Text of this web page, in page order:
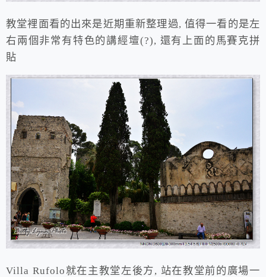
教堂裡面看的出來是近期重新整理過, 值得一看的是左
右兩個非常有特色的講經壇(?), 還有上面的馬賽克拼
貼
Villa Rufolo就在主教堂左後方, 站在教堂前的廣場一